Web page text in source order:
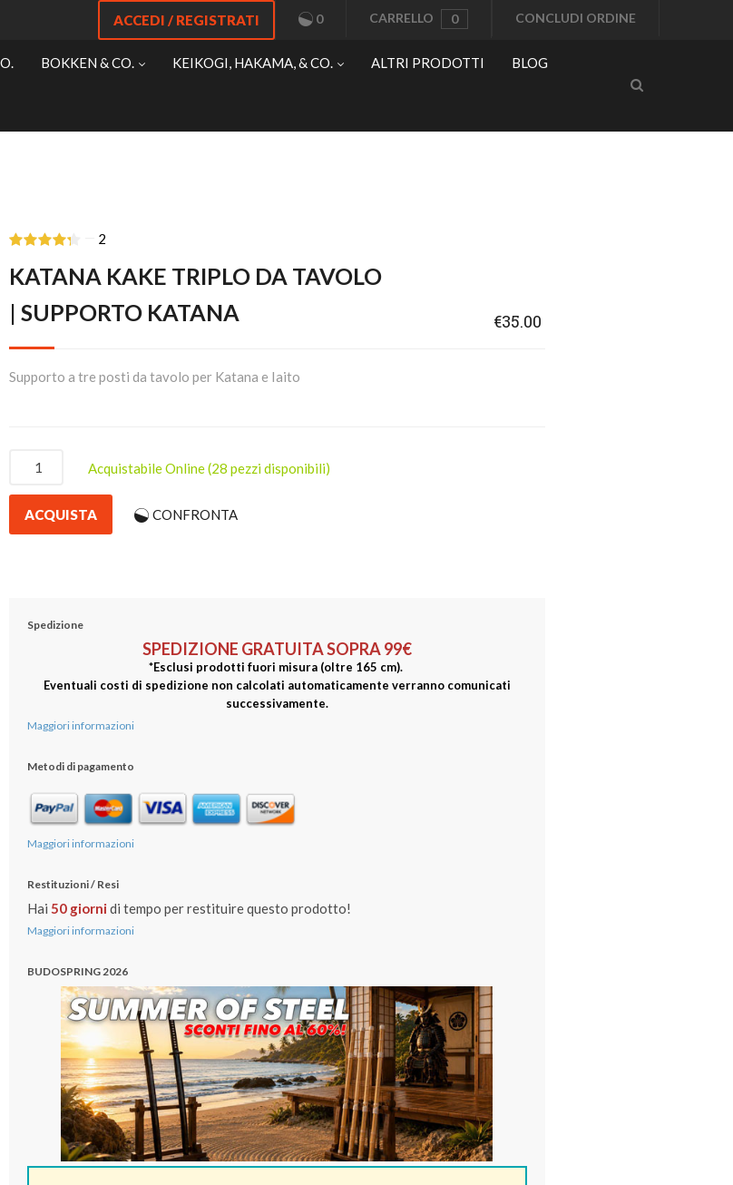
CONCLUDI ORDINE
CARRELLO 0
0
ACCEDI / REGISTRATI
BOKKEN & CO. KEIKOGI, HAKAMA, & CO. ALTRI PRODOTTI BLOG
2
KATANA KAKE TRIPLO DA TAVOLO
| SUPPORTO KATANA
€35.00
Supporto a tre posti da tavolo per Katana e Iaito
Acquistabile Online(28 pezzi disponibili)
ACQUISTA CONFRONTA
Spedizione
SPEDIZIONE GRATUITA SOPRA 99€
*Esclusi prodotti fuori misura (oltre 165 cm).
Eventuali costi di spedizione non calcolati automaticamente verranno comunicati
successivamente.
Maggiori informazioni
Metodi di pagamento
Maggiori informazioni
Restituzioni / Resi
Hai 50 giorni di tempo per restituire questo prodotto!
Maggiori informazioni
BUDOSPRING 2026